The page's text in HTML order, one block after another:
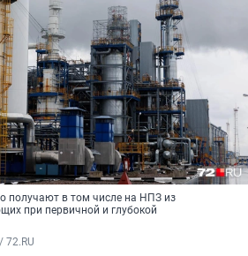
получают в том числе на НПЗ из
при первичной и глубокой